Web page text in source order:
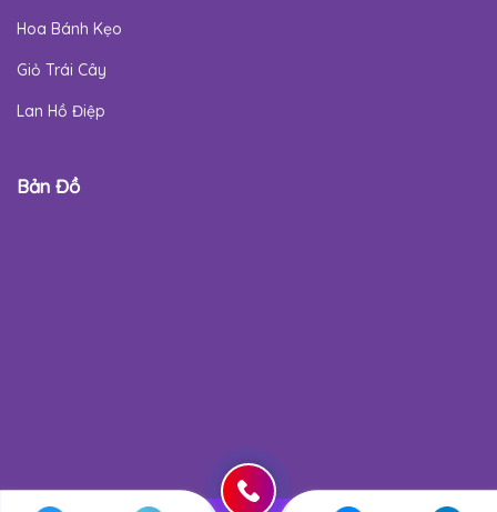
Hoa Bánh Kẹo
Giỏ Trái Cây
Lan Hồ Điệp
Bản Đồ